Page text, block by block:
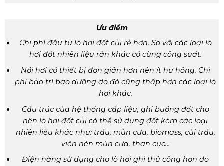
Ưu điểm
Chi phí đầu tư lò hơi đốt củi rẻ hơn. So với các loại lò
hơi đốt nhiên liệu rắn khác có cùng công suất.
Nồi hơi có thiết bị đơn giản hơn nên ít hư hỏng. Chi
phí bảo trì bao dưỡng do đó cũng thấp hơn các loại lò
hơi khác.
Cấu trúc của hệ thống cấp liệu, ghi buồng đốt cho
nên lò hơi đốt củi có thể sử dụng đốt kèm các loại
nhiên liệu khác như: trấu, mùn cưa, biomass, củi trấu,
viên nén mùn cưa, than cục…
Điện năng sử dụng cho lò hơi ghi thủ công hơn do